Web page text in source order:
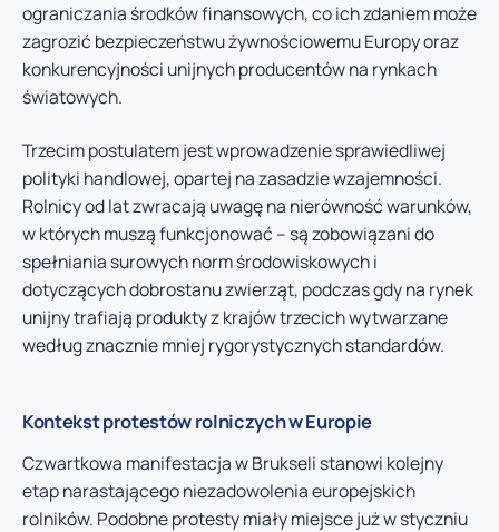
ograniczania środków finansowych, co ich zdaniem może
zagrozić bezpieczeństwu żywnościowemu Europy oraz
konkurencyjności unijnych producentów na rynkach
światowych.
Trzecim postulatem jest wprowadzenie sprawiedliwej
polityki handlowej, opartej na zasadzie wzajemności.
Rolnicy od lat zwracają uwagę na nierówność warunków,
w których muszą funkcjonować – są zobowiązani do
spełniania surowych norm środowiskowych i
dotyczących dobrostanu zwierząt, podczas gdy na rynek
unijny trafiają produkty z krajów trzecich wytwarzane
według znacznie mniej rygorystycznych standardów.
Kontekst protestów rolniczych w Europie
Czwartkowa manifestacja w Brukseli stanowi kolejny
etap narastającego niezadowolenia europejskich
rolników. Podobne protesty miały miejsce już w styczniu